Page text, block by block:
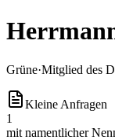
Grüne·Mitglied des
Kleine Anfragen
1
mit namentlicher